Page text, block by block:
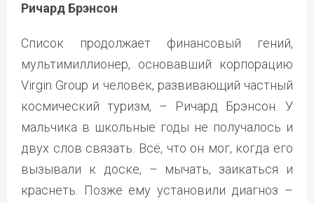
Ричард Брэнсон
Список продолжает финансовый гений,
мультимиллионер, основавший корпорацию
Virgin Group и человек, развивающий частный
космический туризм, – Ричард Брэнсон. У
мальчика в школьные годы не получалось и
двух слов связать. Всё, что он мог, когда его
вызывали к доске, – мычать, заикаться и
краснеть. Позже ему установили диагноз –